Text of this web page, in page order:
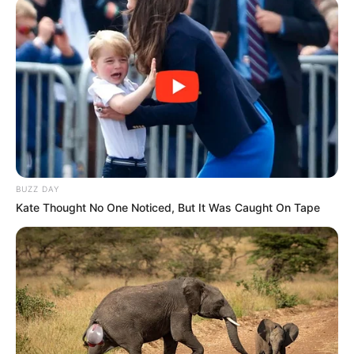
reményt adott Zolinak, aki továbbra is hisz abban,
hogy kapcsolatuk a műsor végére jó irányba
fordulhat. Orsi és Zoli története jól mutatja, hogy
egy kényszerített helyzetben kialakult kapcsolat
mennyire próbára teheti a feleket. Bár Zoli
optimizmusa és kitartása példaértékű, kérdés, hogy
Orsi bizalmatlanságán és kritikusságán túl tud-e
lendülni, hogy esélyt adjon a házasságuknak.
A nézők számára a páros dinamikája izgalmas és
tanulságos, hiszen jól szemlélteti, milyen
kihívásokkal járhat az egymáshoz való
alkalmazkodás egy mesterségesen kialakított
helyzetben. Az idő majd eldönti, hogy a
kapcsolatuk csak baráti marad-e, vagy valódi
BUZZ DAY
Kate Thought No One Noticed, But It Was Caught On Tape